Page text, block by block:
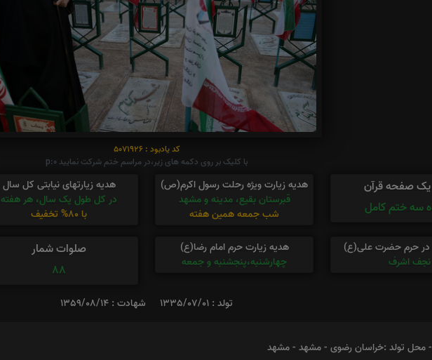
کد یادبود : 5071926
با کلیک بر روی دکمه های زیر،در مراسم ختم شرکت نمایید p:0
صفحه قرآن
سه ختم کامل
هدیه زیارت ویژه رحلت رسول اکرم(ص)
قبرستان بقیع، مدینه و مشهد
شب جمعه همین هفته
هدیه زیارتهای نیابتی کل سال
در کل طول یک سال، هر هفته
با 80% تخفیف
در حرم حضرت علی(ع)
نجف اشرف
هدیه زیارت حرم امام رضا(ع)
چهارشنبه،پنجشنبه و جمعه
صلوات شمار
88
تولد : 1335/07/01 شهادت : 1359/08/14
محل تولد :خراسان رضوی - مشهد - مشهد